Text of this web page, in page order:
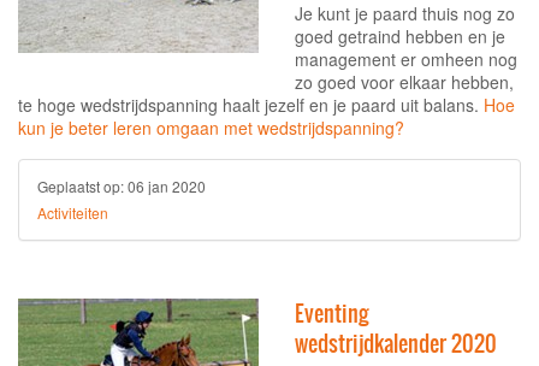
Je kunt je paard thuis nog zo
goed getraind hebben en je
management er omheen nog
zo goed voor elkaar hebben,
te hoge wedstrijdspanning haalt jezelf en je paard uit balans. Hoe
kun je beter leren omgaan met wedstrijdspanning?
Geplaatst op:06 jan 2020
Activiteiten
Eventing
wedstrijdkalender 2020